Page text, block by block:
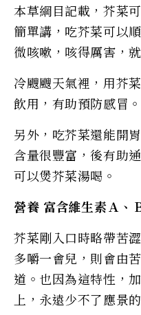
本草綱目記載，芥菜
簡單講，吃芥菜可以
微咳嗽，咳得厲害，
冷颼颼天氣裡，用芥
飲用，有助預防感冒。
另外，吃芥菜還能開
含量很豐富，後有助
可以煲芥菜湯喝。
營養 富含維生素Ａ、
芥菜剛入口時略帶苦
多嚼一會兒，則會由
道。也因為這特性，
上，永遠少不了應景